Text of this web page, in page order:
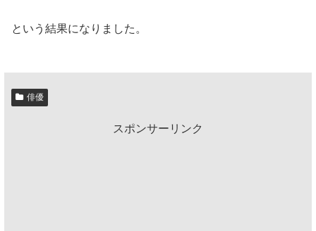
という結果になりました。
俳優
スポンサーリンク